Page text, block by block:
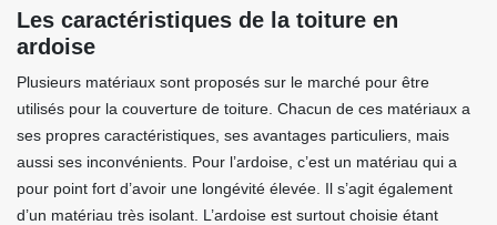
Les caractéristiques de la toiture en
ardoise
Plusieurs matériaux sont proposés sur le marché pour être
utilisés pour la couverture de toiture. Chacun de ces matériaux a
ses propres caractéristiques, ses avantages particuliers, mais
aussi ses inconvénients. Pour l’ardoise, c’est un matériau qui a
pour point fort d’avoir une longévité élevée. Il s’agit également
d’un matériau très isolant. L’ardoise est surtout choisie étant